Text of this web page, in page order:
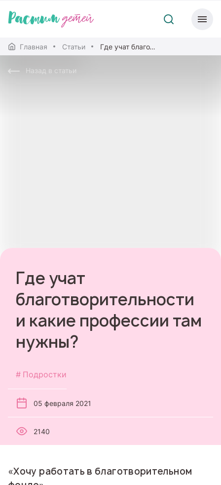
Главная Статьи Где учат благотворительности и какие профессии там нужны?
Назад в статьи
Где учат
благотворительности
и какие профессии там
нужны?
Подростки
05 февраля 2021
2140
«Хочу работать в благотворительном